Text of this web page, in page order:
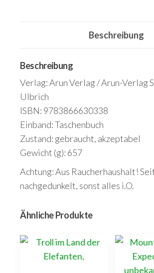
Beschreibung
Beschreibung
Verlag: Arun Verlag / Arun-Verlag
Ulbrich
ISBN: 9783866630338
Einband: Taschenbuch
Zustand: gebraucht, akzeptabel
Gewicht (g): 657
Achtung: Aus Raucherhaushalt!
nachgedunkelt, sonst alles i.O.
Ähnliche Produkte